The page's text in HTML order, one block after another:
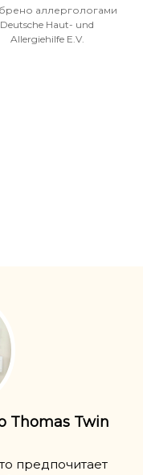
аллергологами
Deutsche Haut- und
Allergiehilfe E.V.
Thomas Twin
предпочитает